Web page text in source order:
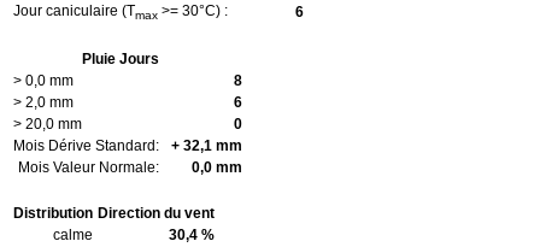
Jour caniculaire (Tmax >= 30°C) : 6
Pluie Jours
> 0,0 mm
8
> 2,0 mm
6
> 20,0 mm
0
Mois Dérive Standard:
+ 32,1 mm
Mois Valeur Normale:
0,0 mm
Distribution Direction du vent
calme
30,4 %